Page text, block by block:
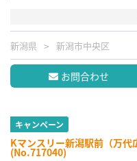
新潟県 新潟市中央区
お問合わせ
キャンペーン
Kマンスリー新潟駅前（万代
(No.717040)